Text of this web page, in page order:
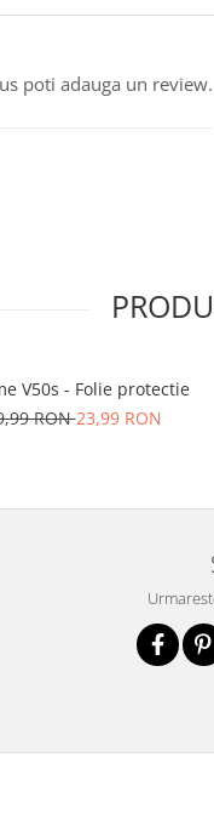
poti adauga un review.
V50s - Folie protectie
RON23,99 RON